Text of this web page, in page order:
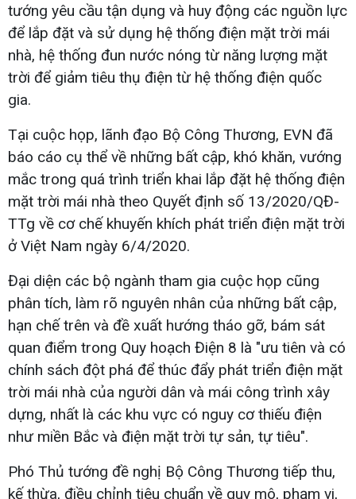
tướng yêu cầu tận dụng và huy động các nguồn lực
để lắp đặt và sử dụng hệ thống điện mặt trời mái
nhà, hệ thống đun nước nóng từ năng lượng mặt
trời để giảm tiêu thụ điện từ hệ thống điện quốc
gia.
Tại cuộc họp, lãnh đạo Bộ Công Thương, EVN đã
báo cáo cụ thể về những bất cập, khó khăn, vướng
mắc trong quá trình triển khai lắp đặt hệ thống điện
mặt trời mái nhà theo Quyết định số 13/2020/QĐ-
TTg về cơ chế khuyến khích phát triển điện mặt trời
ở Việt Nam ngày 6/4/2020.
Đại diện các bộ ngành tham gia cuộc họp cũng
phân tích, làm rõ nguyên nhân của những bất cập,
hạn chế trên và đề xuất hướng tháo gỡ, bám sát
quan điểm trong Quy hoạch Điện 8 là "ưu tiên và có
chính sách đột phá để thúc đẩy phát triển điện mặt
trời mái nhà của người dân và mái công trình xây
dựng, nhất là các khu vực có nguy cơ thiếu điện
như miền Bắc và điện mặt trời tự sản, tự tiêu".
Phó Thủ tướng đề nghị Bộ Công Thương tiếp thu,
kế thừa, điều chỉnh tiêu chuẩn về quy mô, phạm vi,